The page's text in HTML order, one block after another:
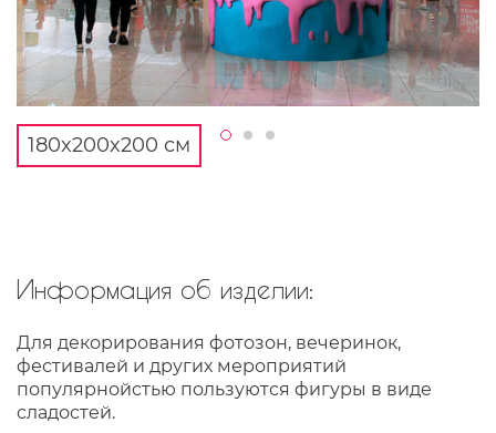
180x200x200 см
Информация об изделии:
Для декорирования фотозон, вечеринок,
фестивалей и других мероприятий
популярнойстью пользуются фигуры в виде
сладостей.